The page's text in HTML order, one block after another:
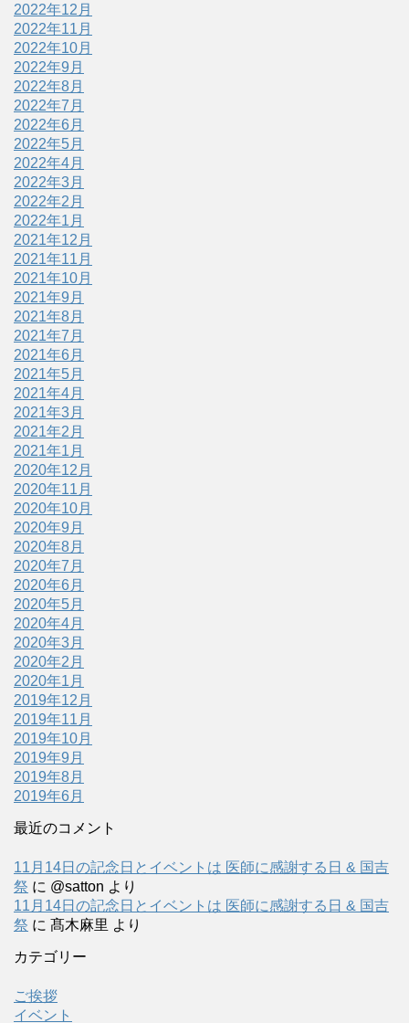
2022年12月
2022年11月
2022年10月
2022年9月
2022年8月
2022年7月
2022年6月
2022年5月
2022年4月
2022年3月
2022年2月
2022年1月
2021年12月
2021年11月
2021年10月
2021年9月
2021年8月
2021年7月
2021年6月
2021年5月
2021年4月
2021年3月
2021年2月
2021年1月
2020年12月
2020年11月
2020年10月
2020年9月
2020年8月
2020年7月
2020年6月
2020年5月
2020年4月
2020年3月
2020年2月
2020年1月
2019年12月
2019年11月
2019年10月
2019年9月
2019年8月
2019年6月
最近のコメント
11月14日の記念日とイベントは 医師に感謝する日 & 国吉
祭 に @satton より
11月14日の記念日とイベントは 医師に感謝する日 & 国吉
祭 に 髙木麻里 より
カテゴリー
ご挨拶
イベント